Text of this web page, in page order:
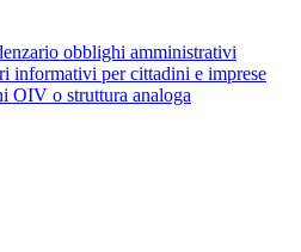
obblighi amministrativi
informativi per cittadini e imprese
OIV o struttura analoga